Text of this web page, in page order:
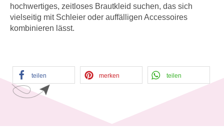
hochwertiges, zeitloses Brautkleid suchen, das sich
vielseitig mit Schleier oder auffälligen Accessoires
kombinieren lässt.
teilen merken teilen